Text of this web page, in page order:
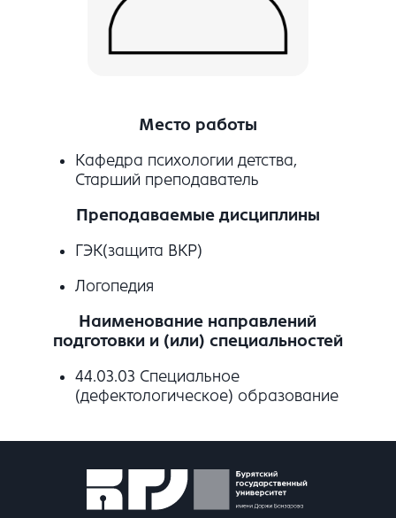
Место работы
Кафедра психологии детства,
Старший преподаватель
Преподаваемые дисциплины
ГЭК(защита ВКР)
Логопедия
Наименование направлений
подготовки и (или) специальностей
44.03.03 Специальное
(дефектологическое) образование